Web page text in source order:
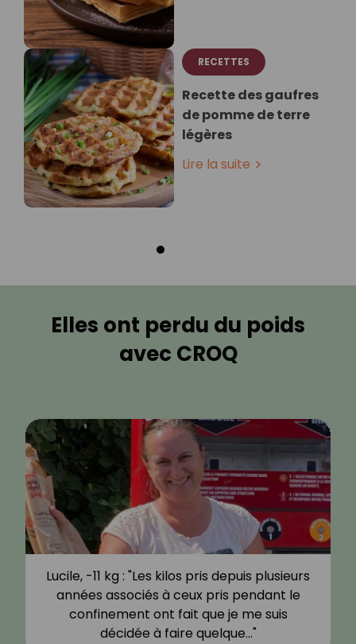
RECETTES
Recette des gaufres
de pomme de terre
légères
Lire la suite
Elles ont perdu du poids
avec CROQ
Lucile, -11 kg : "Les kilos pris depuis plusieurs
années associés à ceux pris pendant le
confinement ont fait que je me suis
décidée à faire quelque…"